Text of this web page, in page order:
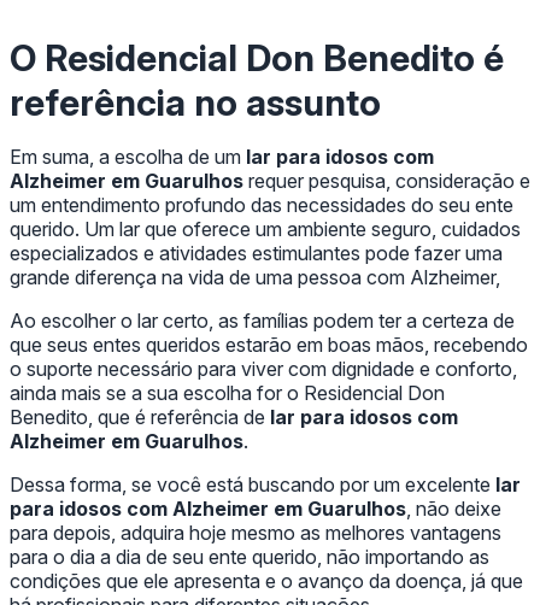
O Residencial Don Benedito é
referência no assunto
Em suma, a escolha de um lar para idosos com
Alzheimer em Guarulhos requer pesquisa, consideração e
um entendimento profundo das necessidades do seu ente
querido. Um lar que oferece um ambiente seguro, cuidados
especializados e atividades estimulantes pode fazer uma
grande diferença na vida de uma pessoa com Alzheimer,
Ao escolher o lar certo, as famílias podem ter a certeza de
que seus entes queridos estarão em boas mãos, recebendo
o suporte necessário para viver com dignidade e conforto,
ainda mais se a sua escolha for o Residencial Don
Benedito, que é referência de lar para idosos com
Alzheimer em Guarulhos.
Dessa forma, se você está buscando por um excelente lar
para idosos com Alzheimer em Guarulhos, não deixe
para depois, adquira hoje mesmo as melhores vantagens
para o dia a dia de seu ente querido, não importando as
condições que ele apresenta e o avanço da doença, já que